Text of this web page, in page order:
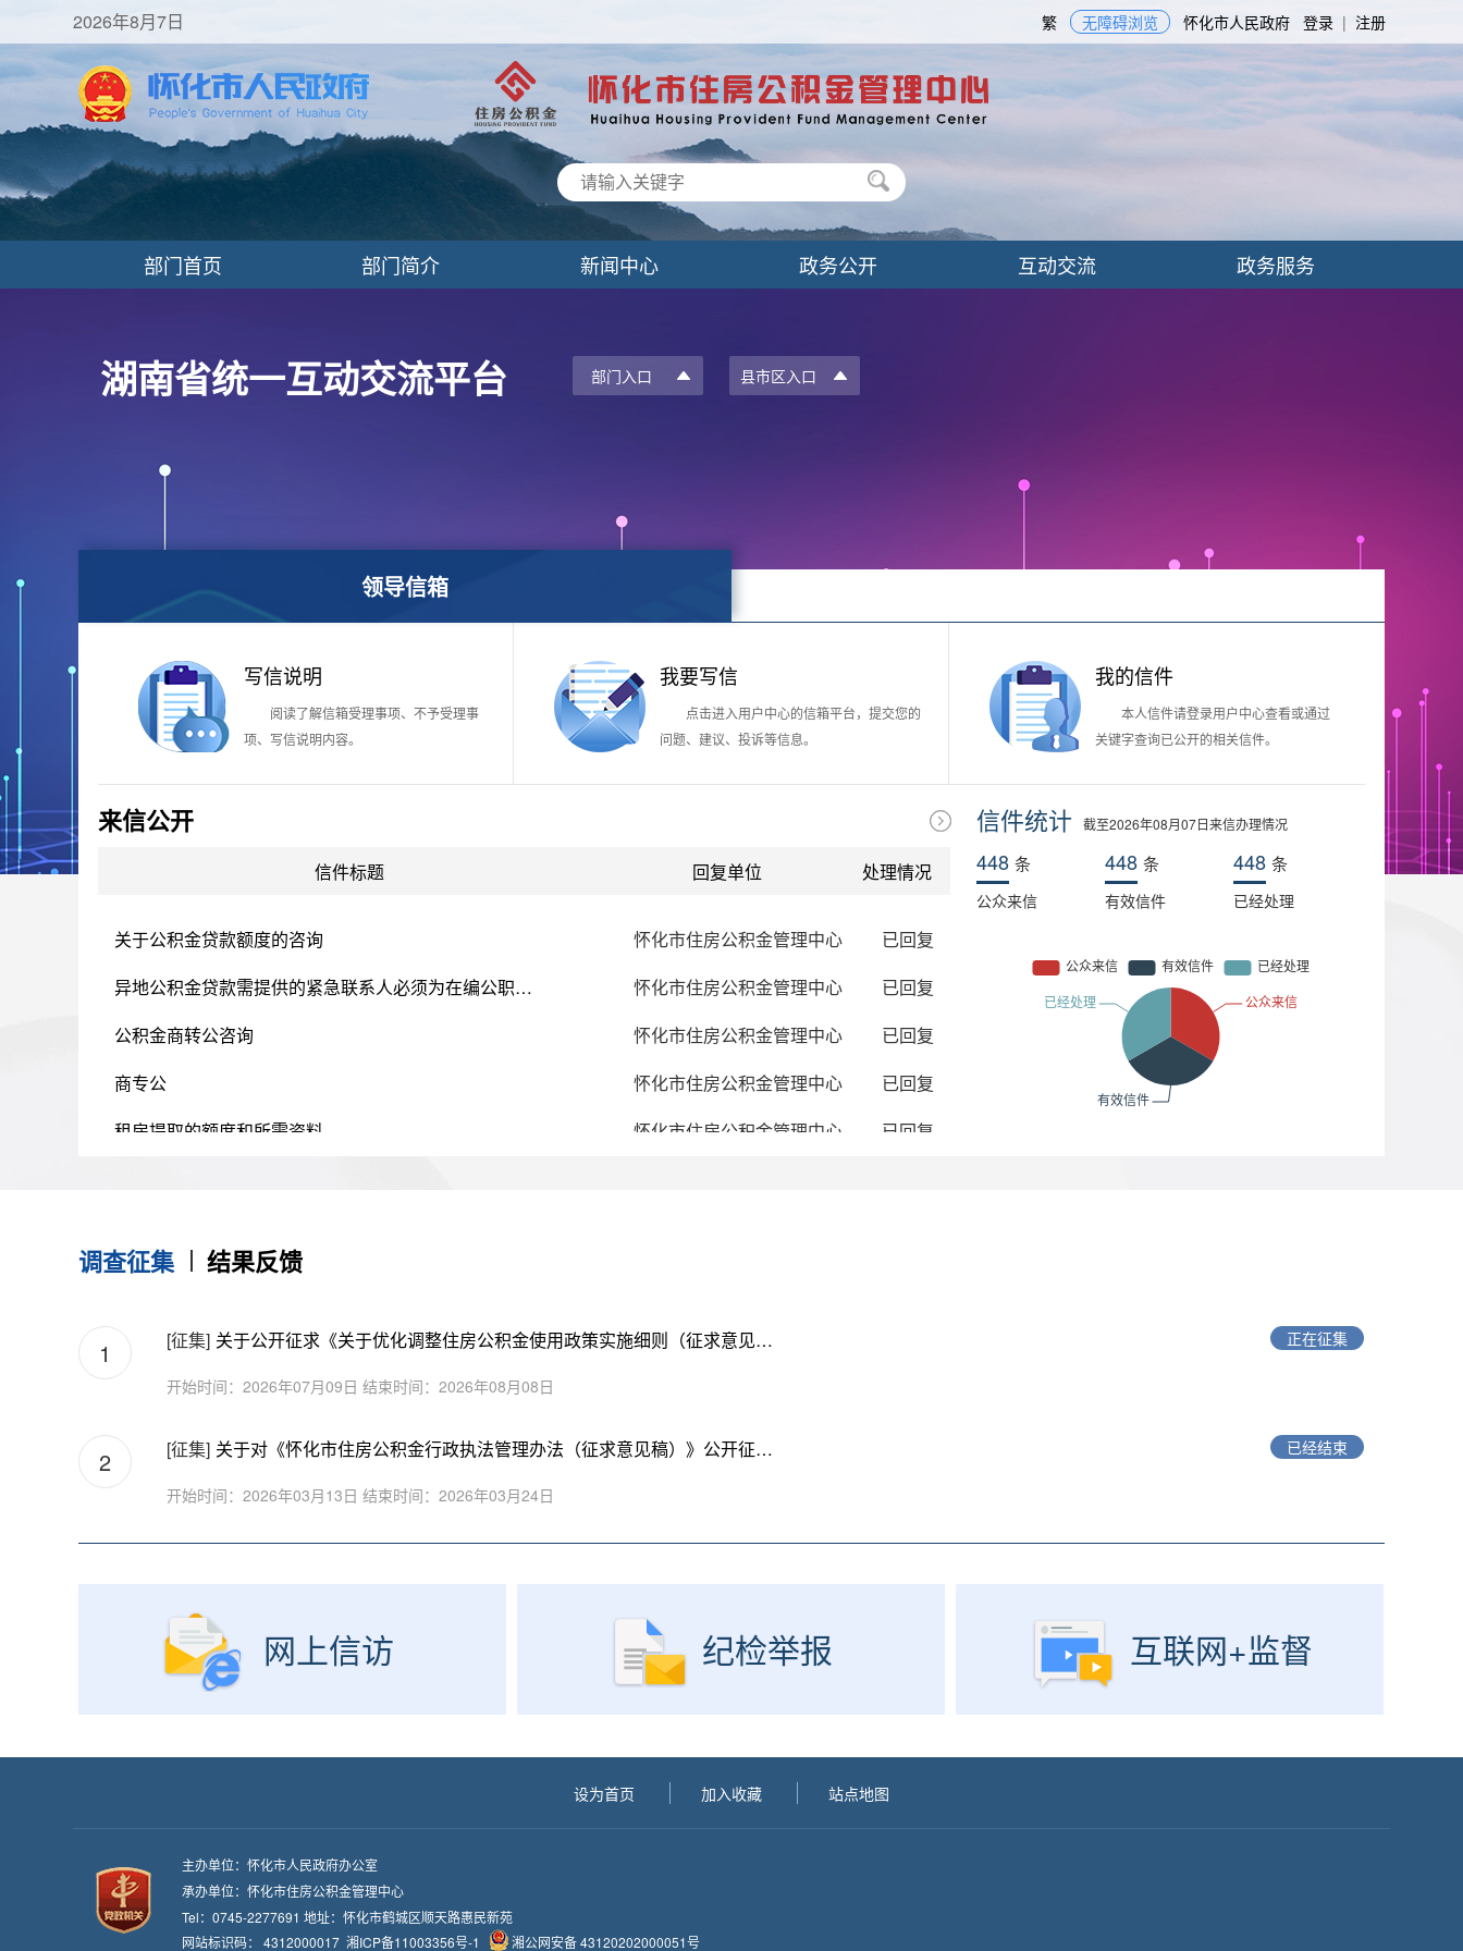
2026年8月7日 繁 无障碍浏览 怀化市人民政府 登录 | 注册
部门首页 部门简介 新闻中心 政务公开 互动交流 政务服务
湖南省统一互动交流平台 部门入口 县市区入口
领导信箱
写信说明
阅读了解信箱受理事项、不予受理事
项、写信说明内容。
我要写信
点击进入用户中心的信箱平台，提交您的
问题、建议、投诉等信息。
我的信件
本人信件请登录用户中心查看或通过
关键字查询已公开的相关信件。
来信公开
信件标题 回复单位 处理情况
关于公积金贷款额度的咨询 怀化市住房公积金管理中心
已回复
异地公积金贷款需提供的紧急联系人必须为在编公职人员？
怀化市住房公积金管理中心
已回复
公积金商转公咨询
怀化市住房公积金管理中心
已回复
商专公
怀化市住房公积金管理中心
已回复
租房提取的额度和所需资料
怀化市住房公积金管理中心
已回复
公积金商转公咨询
公积金提取
怀化市住房公积金管理中心
信件统计 截至2026年08月07日来信办理情况
448 条
公众来信
448 条
有效信件
448 条
已经处理
调查征集 结果反馈
1 [征集] 关于公开征求《关于优化调整住房公积金使用政策实施细则（征求意见稿...
开始时间：2026年07月09日 结束时间：2026年08月08日
正在征集
2 [征集] 关于对《怀化市住房公积金行政执法管理办法（征求意见稿）》公开征求...
开始时间：2026年03月13日 结束时间：2026年03月24日
已经结束
网上信访 纪检举报 互联网+监督
设为首页 加入收藏 站点地图
主办单位：怀化市人民政府办公室
承办单位：怀化市住房公积金管理中心
Tel：0745-2277691 地址：怀化市鹤城区顺天路惠民新苑
网站标识码： 4312000017湘ICP备11003356号-1 湘公网安备 43120202000051号